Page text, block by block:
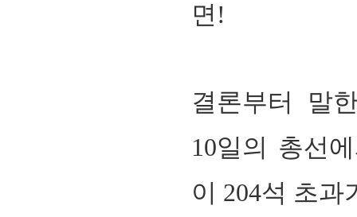
임원 현황
역대 이사장
모교 소
언론에
동창회
영상갤
면 !
결론부터 말
10일의 총선
이 204석 초과